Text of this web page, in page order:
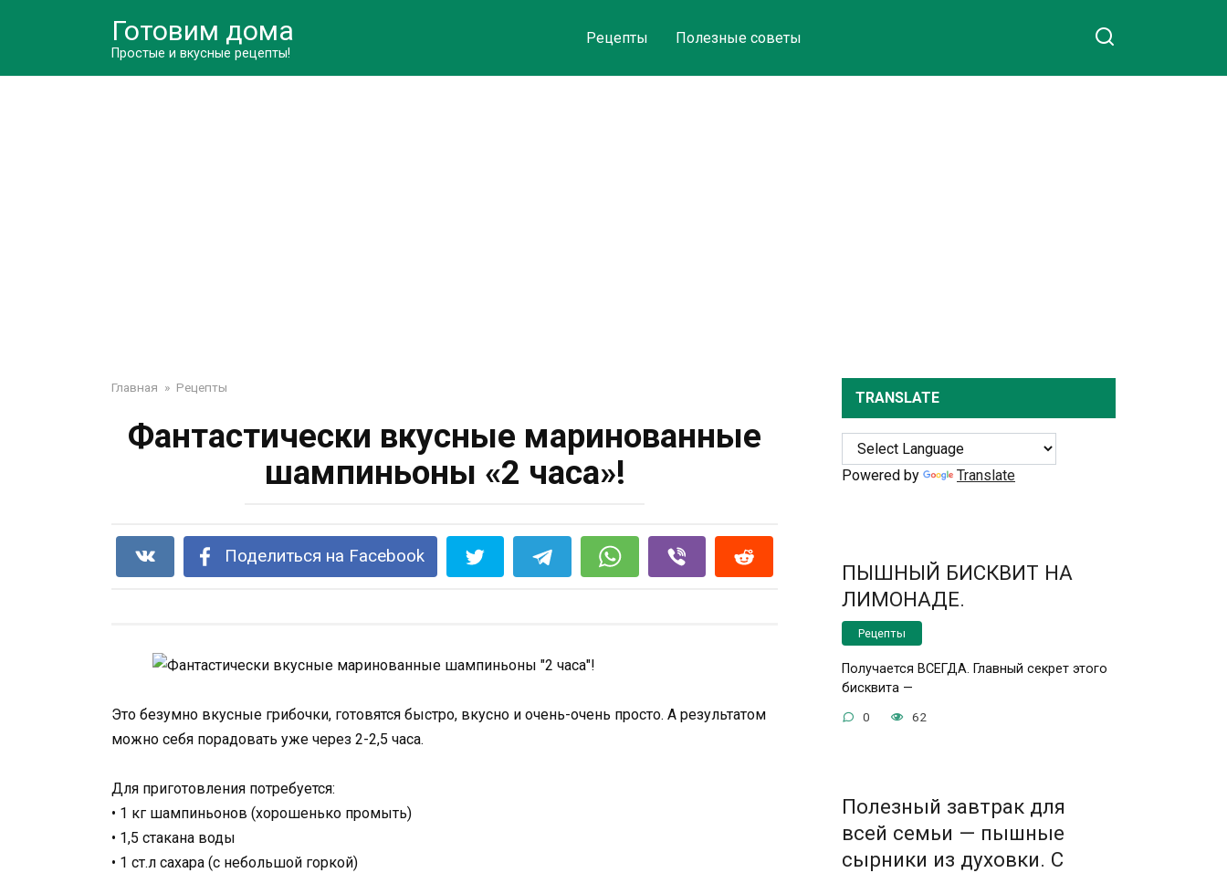
Готовим дома
Простые и вкусные рецепты!
Рецепты Полезные советы
Главная » Рецепты
Фантастически вкусные маринованные
шампиньоны «2 часа»!
Поделиться на Facebook
Это безумно вкусные грибочки, готовятся быстро, вкусно и очень-очень просто. А результатом
можно себя порадовать уже через 2-2,5 часа.
Для приготовления потребуется:
• 1 кг шампиньонов (хорошенько промыть)
• 1,5 стакана воды
• 1 ст.л сахара (с небольшой горкой)
TRANSLATE
Powered by Translate
ПЫШНЫЙ БИСКВИТ НА
ЛИМОНАДЕ.
Рецепты
Получается ВСЕГДА. Главный секрет этого
бисквита —
0 62
Полезный завтрак для
всей семьи — пышные
сырники из духовки. С